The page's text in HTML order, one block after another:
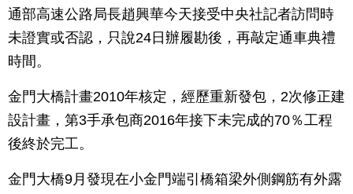
通部高速公路局長趙興華今天接受中央社記者訪問時
未證實或否認，只說24日辦履勘後，再敲定通車典禮
時間。
金門大橋計畫2010年核定，經歷重新發包，2次修正建
設計畫，第3手承包商2016年接下未完成的70％工程
後終於完工。
金門大橋9月發現在小金門端引橋箱梁外側鋼筋有外露